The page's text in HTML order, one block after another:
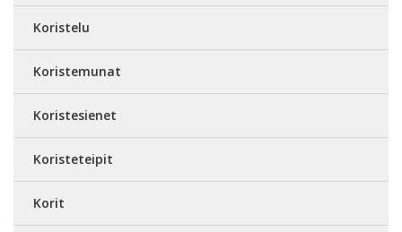
Koristelu
Koristemunat
Koristesienet
Koristeteipit
Korit